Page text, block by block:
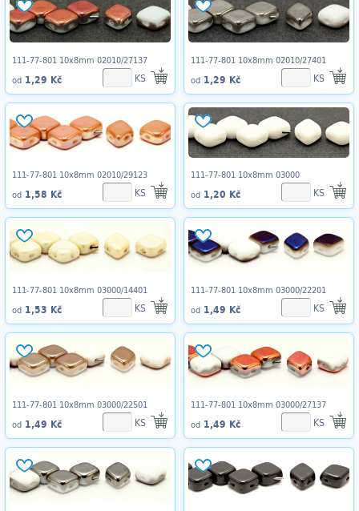
111-77-801 10x8mm 02010/27137
od 1,29 Kč KS
111-77-801 10x8mm 02010/27401
od 1,29 Kč KS
111-77-801 10x8mm 02010/29123
od 1,58 Kč KS
111-77-801 10x8mm 03000
od 1,20 Kč KS
111-77-801 10x8mm 03000/14401
od 1,53 Kč KS
111-77-801 10x8mm 03000/22201
od 1,49 Kč KS
111-77-801 10x8mm 03000/22501
od 1,49 Kč KS
111-77-801 10x8mm 03000/27137
od 1,49 Kč KS